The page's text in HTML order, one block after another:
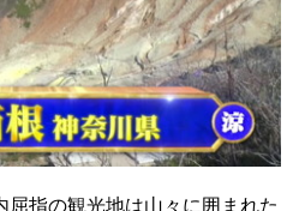
指の観光地は山々に囲まれた